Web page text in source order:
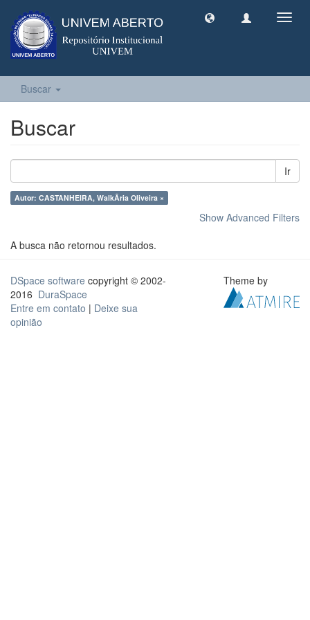
Buscar
Buscar
Ir
Autor: CASTANHEIRA, WalkÃ­ria Oliveira ×
Show Advanced Filters
A busca não retornou resultados.
DSpace software copyright © 2002-
2016 DuraSpace
Entre em contato | Deixe sua
opinião
Theme by